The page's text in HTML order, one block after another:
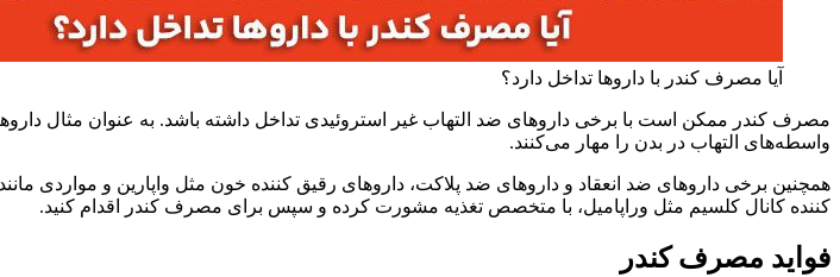
آیا مصرف کندر با داروها تداخل دارد؟
مصرف کندر ممکن است با برخی داروهای ضد التهاب غیر استروئیدی تداخل داشته باشد. به عنوان مثال
واسطه‌های التهاب در بدن را مهار می‌کنند.
همچنین برخی داروهای ضد انعقاد و داروهای ضد پلاکت، داروهای رقیق کننده خون مثل واپارین و مواردی
کننده کانال کلسیم مثل وراپامیل، با متخصص تغذیه مشورت کرده و سپس برای مصرف کندر اقدام کنید.
فواید مصرف کندر